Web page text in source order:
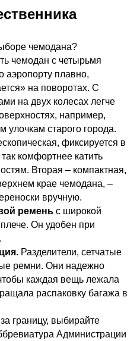
чемодана?
чемодан с четырьмя
аэропорту плавно,
на поворотах. С
на двух колесах легче
например,
старого города.
фиксируется в
комфортнее катить
Вторая – компактная,
крае чемодана, –
вручную.
ремень с широкой
Он удобен при
Разделители, сетчатые
ремни. Они надежно
каждая вещь лежала
распаковку багажа в
границу, выбирайте
Администрации